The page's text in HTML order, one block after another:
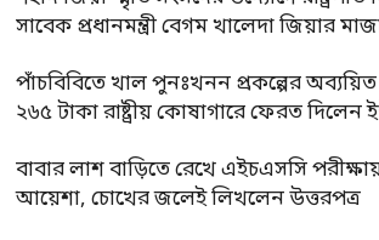
সাবেক প্রধানমন্ত্রী বেগম খালেদা জিয়ার
পাঁচবিবিতে খাল পুনঃখনন প্রকল্পের
২৬৫ টাকা রাষ্ট্রীয় কোষাগারে ফেরত
বাবার লাশ বাড়িতে রেখে এইচএসসি
আয়েশা, চোখের জলেই লিখলেন উত্তরপত্র